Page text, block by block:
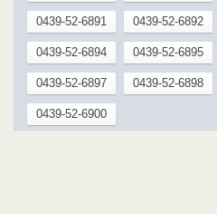
0439-52-6891 0439-52-6892
0439-52-6894 0439-52-6895
0439-52-6897 0439-52-6898
0439-52-6900